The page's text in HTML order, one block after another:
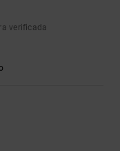
verificada